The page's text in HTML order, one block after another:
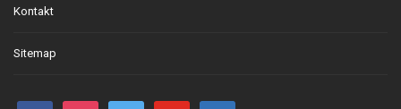
Kontakt
Sitemap